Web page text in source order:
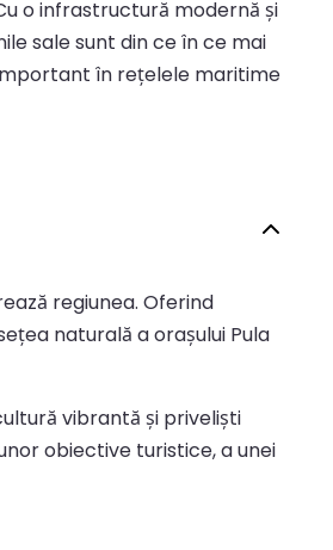
o infrastructură modernă și
sale sunt din ce în ce mai
în rețelele maritime
regiunea. Oferind
naturală a orașului Pula
vibrantă și priveliști
obiective turistice, a unei